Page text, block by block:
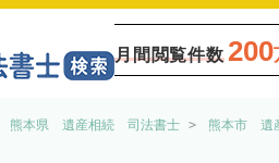
月間閲覧件数 200
熊本県 遺産相続 司法書士 熊本市 遺